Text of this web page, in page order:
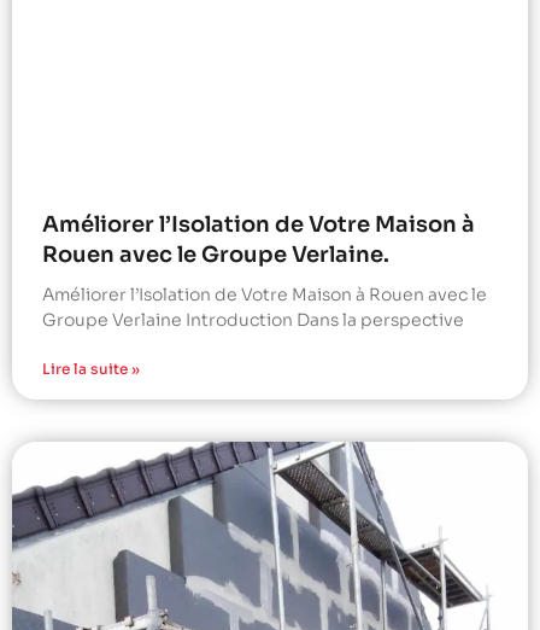
Améliorer l’Isolation de Votre Maison à
Rouen avec le Groupe Verlaine.
Améliorer l’Isolation de Votre Maison à Rouen avec le
Groupe Verlaine Introduction Dans la perspective
Lire la suite »